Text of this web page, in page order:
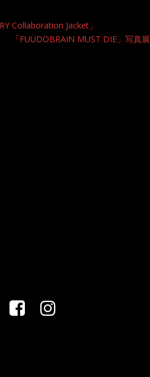
Collaboration Jacket」
「FUÜDOBRAIN MUST DIE」写真展